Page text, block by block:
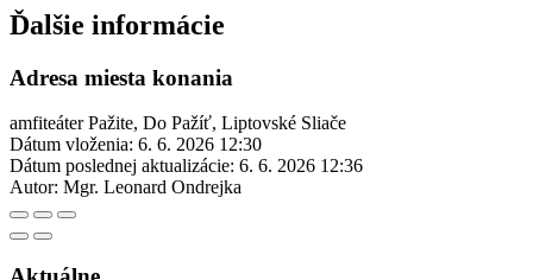
Ďalšie informácie
Adresa miesta konania
amfiteáter Pažite, Do Pažíť, Liptovské Sliače
Dátum vloženia: 6. 6. 2026 12:30
Dátum poslednej aktualizácie: 6. 6. 2026 12:36
Autor: Mgr. Leonard Ondrejka